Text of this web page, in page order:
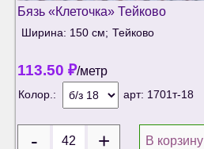
Бязь «Клеточка» Тейково
Ширина: 150 см; Тейково
113.50 ₽/метр
Колор.: арт: 1701т-18
В корзину